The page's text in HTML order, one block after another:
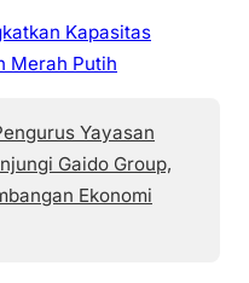
Kapasitas
Merah Putih
Yayasan
Gaido Group,
Ekonomi